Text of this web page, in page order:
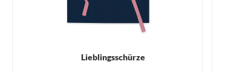
Lieblingsschürze